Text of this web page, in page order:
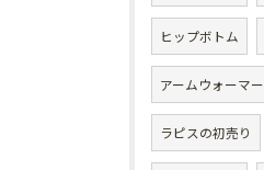
ヒップボトム
アームウォーマー
ラピスの初売り